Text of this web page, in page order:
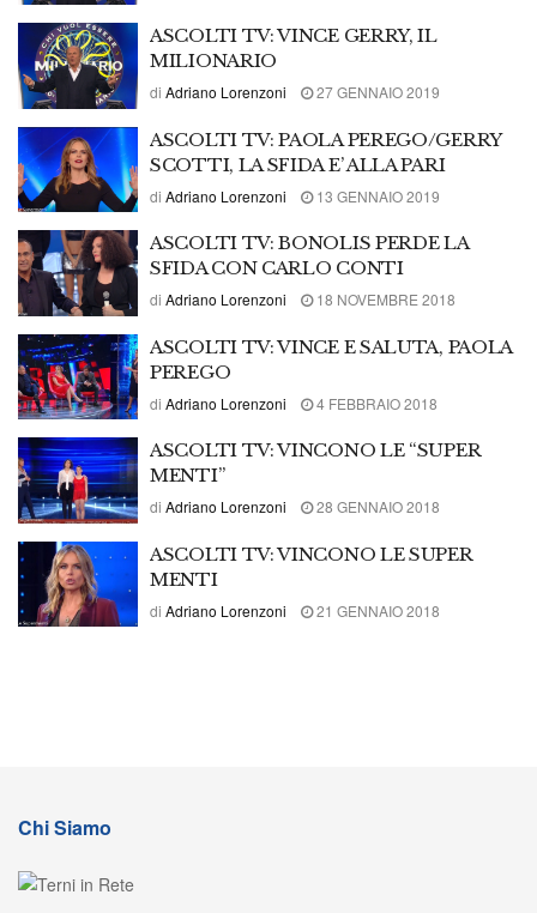
ASCOLTI TV: VINCE GERRY, IL
MILIONARIO
di Adriano Lorenzoni 27 GENNAIO 2019
ASCOLTI TV: PAOLA PEREGO/GERRY
SCOTTI, LA SFIDA E’ ALLA PARI
di Adriano Lorenzoni 13 GENNAIO 2019
ASCOLTI TV: BONOLIS PERDE LA
SFIDA CON CARLO CONTI
di Adriano Lorenzoni 18 NOVEMBRE 2018
ASCOLTI TV: VINCE E SALUTA, PAOLA
PEREGO
di Adriano Lorenzoni 4 FEBBRAIO 2018
ASCOLTI TV: VINCONO LE “SUPER
MENTI”
di Adriano Lorenzoni 28 GENNAIO 2018
ASCOLTI TV: VINCONO LE SUPER
MENTI
di Adriano Lorenzoni 21 GENNAIO 2018
Chi Siamo